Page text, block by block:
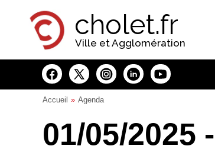
cholet.fr
Ville et Agglomération
Accueil Agenda
01/05/2025